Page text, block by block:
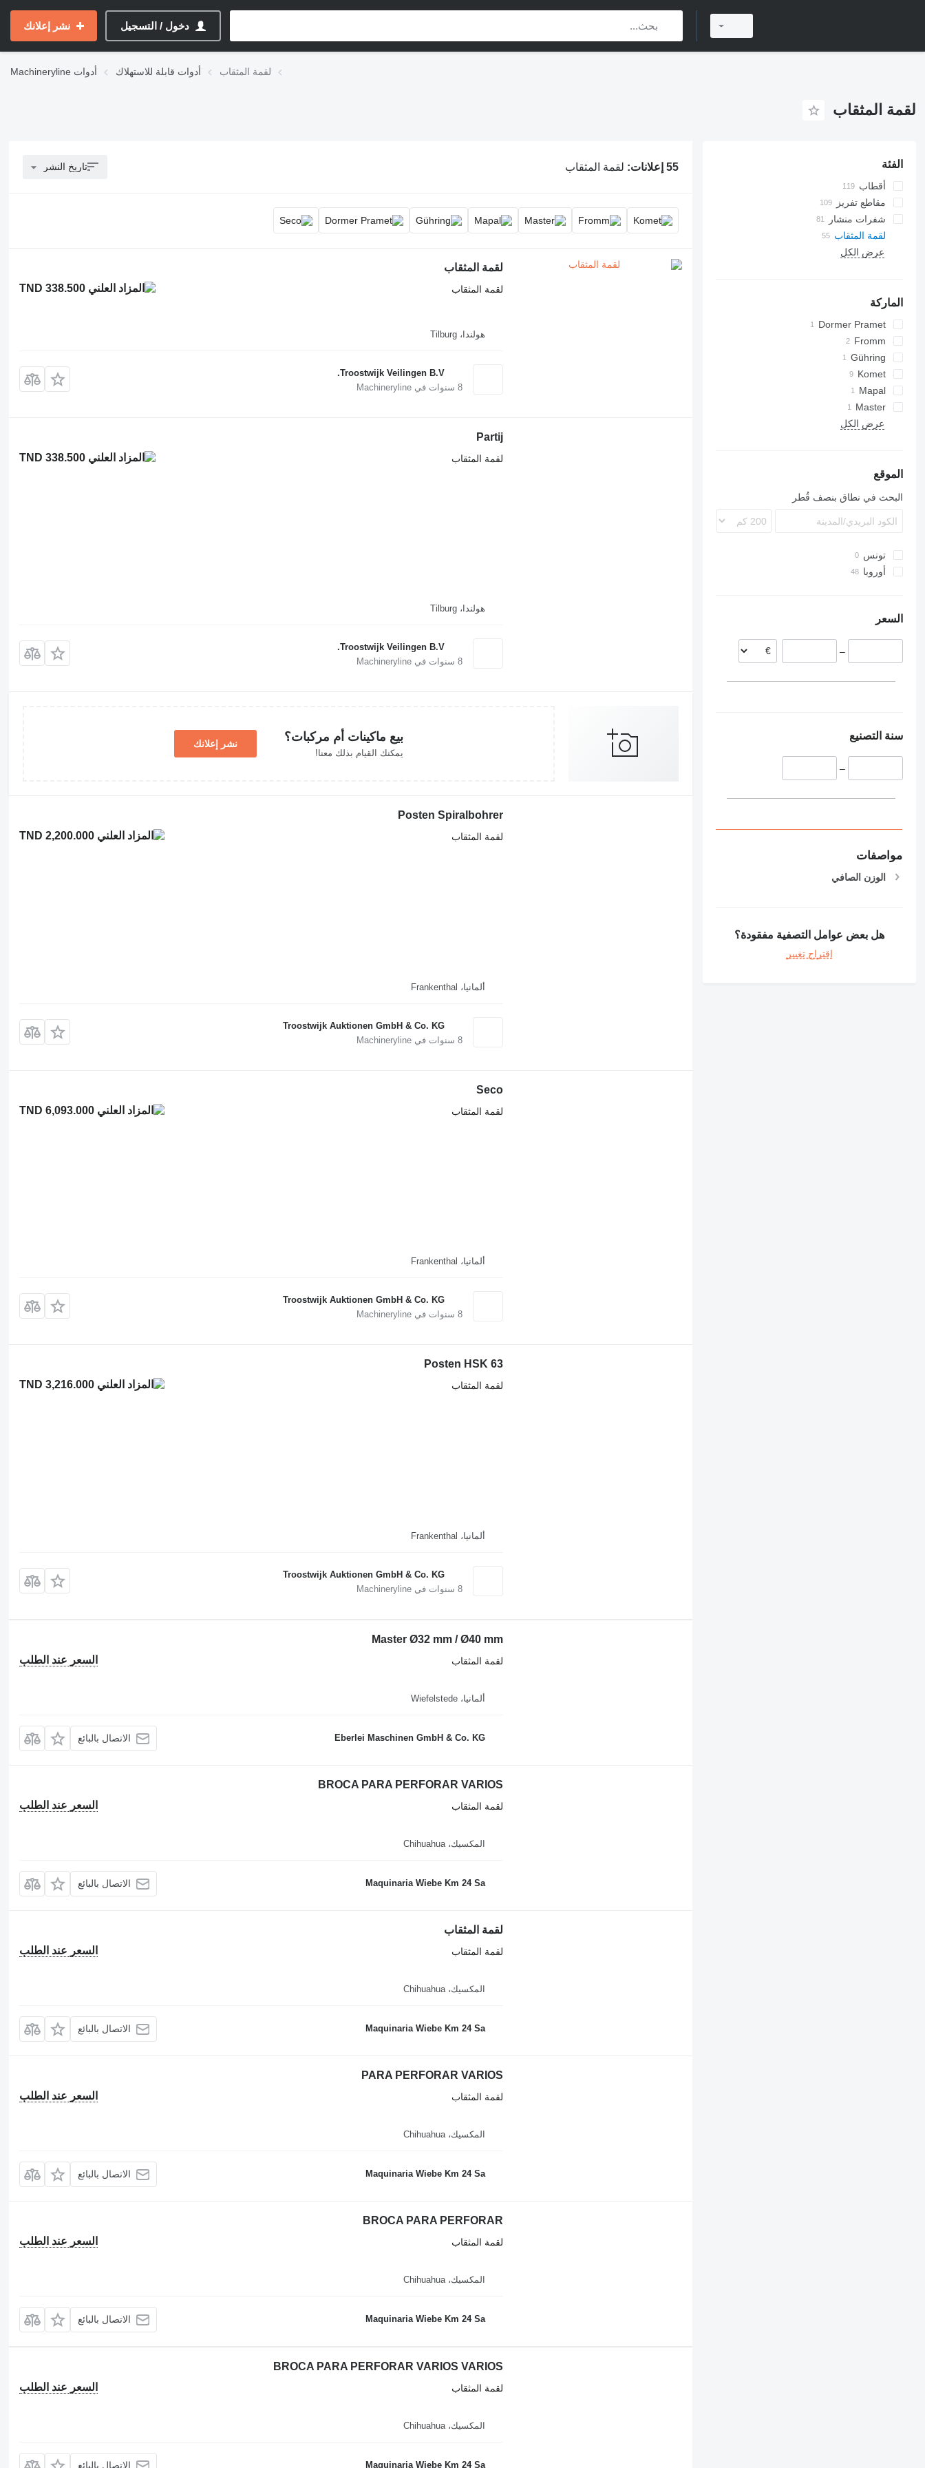
دخول / التسجيل نشر إعلانك
Machineryline أدوات أدوات قابلة للاستهلاك لقمة المثقاب
لقمة المثقاب
الفئة
أقطاب
مقاطع تفريز
شفرات منشار
لقمة المثقاب
عرض الكل
الماركة
Dormer Pramet
Fromm
Gühring
Komet
Mapal
Master
عرض الكل
الموقع
البحث في نطاق بنصف قُطر
تونس
أوروبا
السويد
بولندا
السعر
–
سنة التصنيع
–
مواصفات
الوزن الصافي
هل بعض عوامل التصفية مفقودة؟
اقتراح تغيير
55 إعلانات: لقمة المثقاب تاريخ النشر
لقمة المثقاب
TND 338.500
لقمة المثقاب
هولندا، Tilburg
Troostwijk Veilingen B.V.
8سنوات في Machineryline
Partij
TND 338.500
لقمة المثقاب
هولندا، Tilburg
Troostwijk Veilingen B.V.
8سنوات في Machineryline
بيع ماكينات أم مركبات؟
يمكنك القيام بذلك معنا!
نشر إعلانك
Posten Spiralbohrer
TND 2,200.000
لقمة المثقاب
ألمانيا، Frankenthal
Troostwijk Auktionen GmbH & Co. KG
8سنوات في Machineryline
Seco
TND 6,093.000
لقمة المثقاب
ألمانيا، Frankenthal
Troostwijk Auktionen GmbH & Co. KG
8سنوات في Machineryline
Posten HSK 63
TND 3,216.000
لقمة المثقاب
ألمانيا، Frankenthal
Troostwijk Auktionen GmbH & Co. KG
8سنوات في Machineryline
Master Ø32 mm / Ø40 mm
السعر عند الطلب
لقمة المثقاب
ألمانيا، Wiefelstede
Eberlei Maschinen GmbH & Co. KG الاتصال بالبائع
BROCA PARA PERFORAR VARIOS
السعر عند الطلب
لقمة المثقاب
المكسيك، Chihuahua
Maquinaria Wiebe Km 24 Sa الاتصال بالبائع
لقمة المثقاب
السعر عند الطلب
لقمة المثقاب
المكسيك، Chihuahua
Maquinaria Wiebe Km 24 Sa الاتصال بالبائع
PARA PERFORAR VARIOS
السعر عند الطلب
لقمة المثقاب
المكسيك، Chihuahua
Maquinaria Wiebe Km 24 Sa الاتصال بالبائع
BROCA PARA PERFORAR
السعر عند الطلب
لقمة المثقاب
المكسيك، Chihuahua
Maquinaria Wiebe Km 24 Sa الاتصال بالبائع
BROCA PARA PERFORAR VARIOS VARIOS
السعر عند الطلب
لقمة المثقاب
المكسيك، Chihuahua
Maquinaria Wiebe Km 24 Sa الاتصال بالبائع